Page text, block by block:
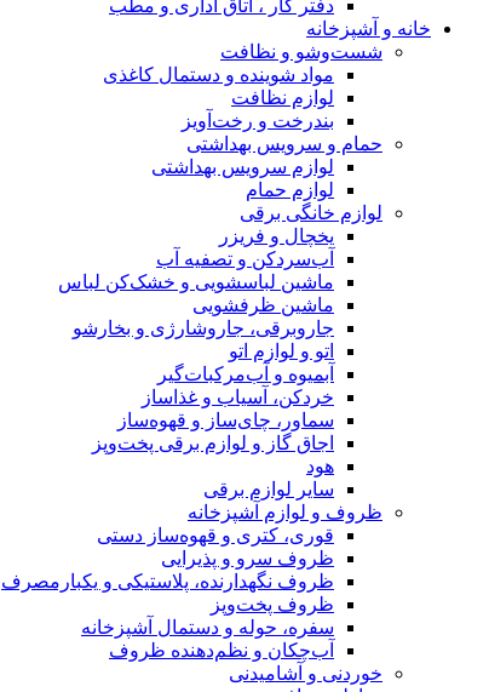
دفتر کار ، اتاق اداری و مطب
خانه و آشپزخانه
شست‌وشو و نظافت
مواد شوینده و دستمال کاغذی
لوازم نظافت
بندرخت و رخت‌آویز
حمام و سرویس بهداشتی
لوازم سرویس بهداشتی
لوازم حمام
لوازم خانگی برقی
یخچال و فریزر
آب‌سردکن و تصفیه آب
ماشین لباسشویی و خشک‌کن لباس
ماشین ظرفشویی
جاروبرقی، جاروشارژی و بخارشو
اتو و لوازم اتو
آبمیوه و آب‌مرکبات‌گیر
خردکن، آسیاب و غذاساز
سماور، چای‌ساز و قهوه‌ساز
اجاق گاز و لوازم برقی پخت‌وپز
هود
سایر لوازم برقی
ظروف و لوازم آشپزخانه
قوری، کتری و قهوه‌ساز دستی
ظروف سرو و پذیرایی
ظروف نگهدارنده، پلاستیکی و یکبارمصرف
ظروف پخت‌وپز
سفره، حوله و دستمال آشپزخانه
آب‌چکان و نظم‌دهنده ظروف
خوردنی و آشامیدنی